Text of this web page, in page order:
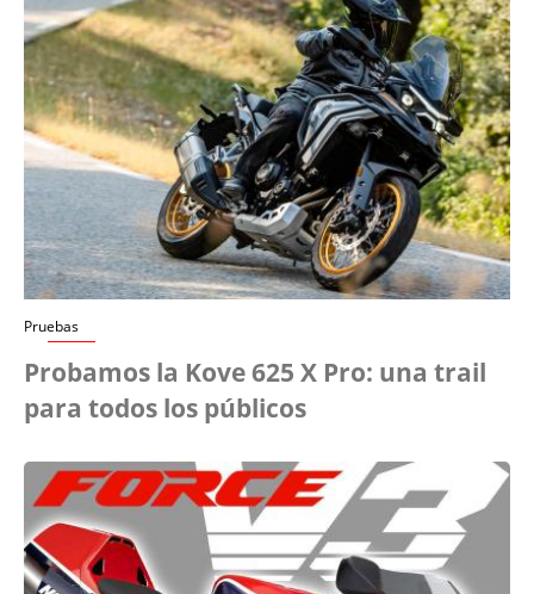
Pruebas
Probamos la Kove 625 X Pro: una trail
para todos los públicos